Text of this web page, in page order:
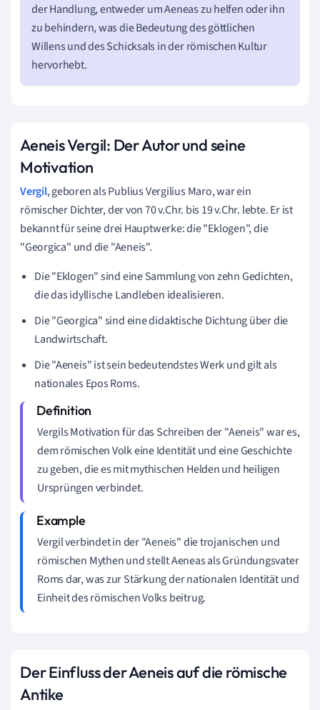
der Handlung, entweder um Aeneas zu helfen oder ihn
zu behindern, was die Bedeutung des göttlichen
Willens und des Schicksals in der römischen Kultur
hervorhebt.
Aeneis Vergil: Der Autor und seine
Motivation
Vergil, geboren als Publius Vergilius Maro, war ein
römischer Dichter, der von 70 v.Chr. bis 19 v.Chr. lebte. Er ist
bekannt für seine drei Hauptwerke: die "Eklogen", die
"Georgica" und die "Aeneis".
Die "Eklogen" sind eine Sammlung von zehn Gedichten,
die das idyllische Landleben idealisieren.
Die "Georgica" sind eine didaktische Dichtung über die
Landwirtschaft.
Die "Aeneis" ist sein bedeutendstes Werk und gilt als
nationales Epos Roms.
Vergils Motivation für das Schreiben der "Aeneis" war es,
dem römischen Volk eine Identität und eine Geschichte
zu geben, die es mit mythischen Helden und heiligen
Ursprüngen verbindet.
Vergil verbindet in der "Aeneis" die trojanischen und
römischen Mythen und stellt Aeneas als Gründungsvater
Roms dar, was zur Stärkung der nationalen Identität und
Einheit des römischen Volks beitrug.
Der Einfluss der Aeneis auf die römische
Antike